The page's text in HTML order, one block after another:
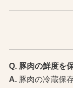
豚肉の鮮度を
豚肉の冷蔵保